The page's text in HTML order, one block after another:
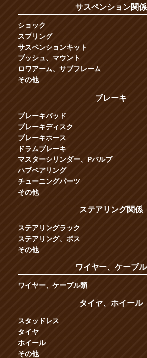
サスペンション関係
ショック
スプリング
サスペンションキット
ブッシュ、マウント
ロワアーム、サブフレーム
その他
ブレーキ
ブレーキパッド
ブレーキディスク
ブレーキホース
ドラムブレーキ
マスターシリンダー、Pバルブ
ハブベアリング
チューニングパーツ
その他
ステアリング関係
ステアリングラック
ステアリング、ボス
その他
ワイヤー、ケーブル
ワイヤー、ケーブル類
タイヤ、ホイール
スタッドレス
タイヤ
ホイール
その他